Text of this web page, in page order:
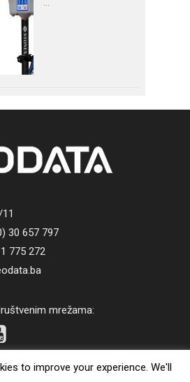
30 657 797
775 272
mrežama:
to improve your experience. We'll